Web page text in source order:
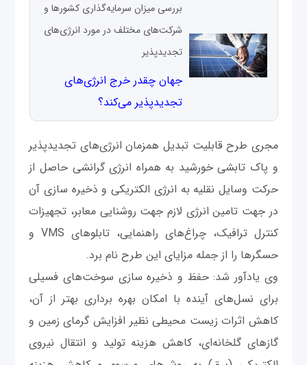
بررسی میزان سرمایه‌گذاری کشورها و
شرکت‌های مختلف در مورد انرژی‌های
تجدیدپذیر
جهان چقدر خرج انرژی‌های
تجدیدپذیر می‌کند؟
مجری طرح قابلیت تبدیل همزمان انرژی‌های تجدیدپذیر
و پاک تابشی خورشید به همراه انرژی گرانشی حاصل از
حرکت وسایل نقلیه به انرژی الکتریکی و ذخیره سازی آن
در جهت تامین انرژی لازم جهت روشنایی معابر، تجهیزات
کنترل ترافیک، چراغ‌های راهنمایی، تابلوهای VMS و
حسگرها را از جمله مزایای این طرح نام برد.
وی یادآور شد: حفظ و ذخیره سازی سوخت‌های فسیلی
برای نسل‌های آینده با امکان بهره برداری بهتر از آن،
کاهش اثرات زیست محیطی نظیر افزایش گرمای زمین و
گازهای گلخانه‌ای، کاهش هزینه تولید و انتقال نیروی